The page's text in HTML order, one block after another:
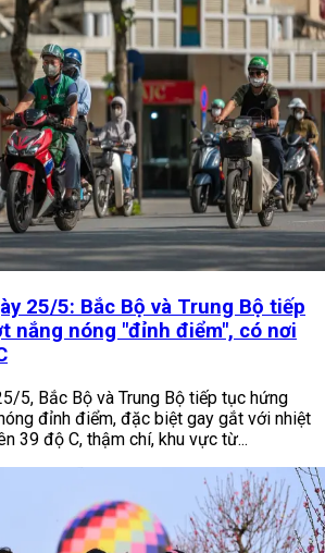
25/5: Bắc Bộ và Trung Bộ tiếp
nắng nóng "đỉnh điểm", có nơi
5, Bắc Bộ và Trung Bộ tiếp tục hứng
đỉnh điểm, đặc biệt gay gắt với nhiệt
39 độ C, thậm chí, khu vực từ...